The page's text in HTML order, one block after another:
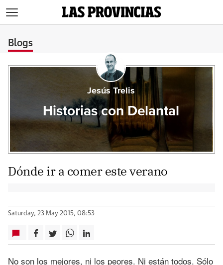
Blogs
Jesús Trelis
Historias con Delantal
Dónde ir a comer este verano
Saturday, 23 May 2015, 08:53
No son los mejores, ni los peores. Ni están todos. Sólo